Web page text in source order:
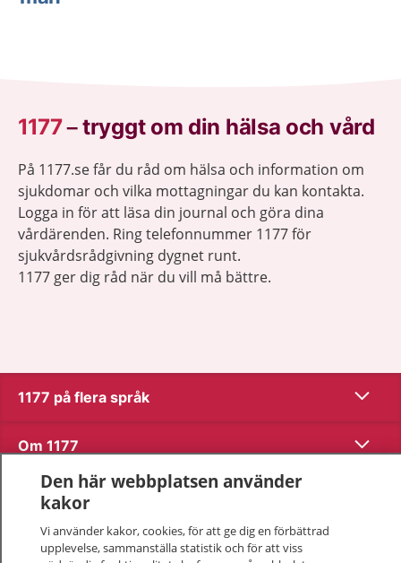
1177–tryggt om din hälsa och vård
På 1177.se får du råd om hälsa och information om
sjukdomar och vilka mottagningar du kan kontakta.
Logga in för att läsa din journal och göra dina
vårdärenden. Ring telefonnummer 1177 för
sjukvårdsrådgivning dygnet runt.
1177 ger dig råd när du vill må bättre.
1177 på flera språk Visa
Om 1177 Visa
Kontakt
Behandling av personuppgifter
Den här webbplatsen använder
kakor
Vi använder kakor, cookies, för att ge dig en förbättrad
upplevelse, sammanställa statistik och för att viss